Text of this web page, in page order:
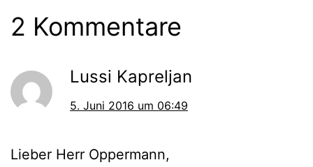
2 Kommentare
Lussi Kapreljan
5. Juni 2016 um 06:49
Lieber Herr Oppermann,